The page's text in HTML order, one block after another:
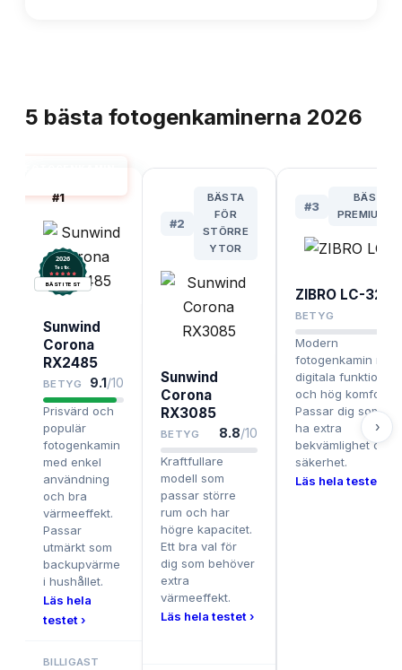
5 bästa fotogenkaminerna 2026
#1
2026
Testix.
BÄST I TEST
Sunwind
Corona
RX2485
BETYG 9.1/10
Prisvärd och
populär
fotogenkamin
med enkel
användning
och bra
värmeeffekt.
Passar
utmärkt som
backupvärme
i hushållet.
Läs hela
testet ›
BILLIGAST
#2
BÄSTA
FÖR
STÖRRE
YTOR
Sunwind
Corona
RX3085
BETYG 8.8/10
Kraftfullare
modell som
passar större
rum och har
högre kapacitet.
Ett bra val för
dig som behöver
extra
värmeeffekt.
Läs hela testet ›
#3
BÄSTA
ZIBRO LC-32
BETYG
Modern
fotogenkamin med
digitala funktioner
och hög komfort.
Passar dig som vill
ha extra
bekvämlighet och
säkerhet.
Läs hela testet ›
›